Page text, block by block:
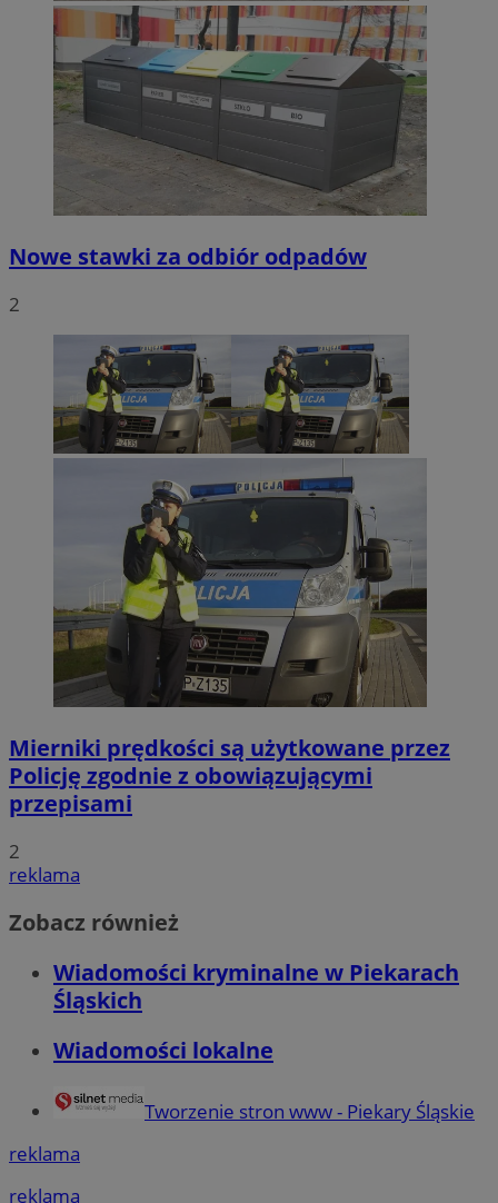
Nowe stawki za odbiór odpadów
2
Mierniki prędkości są użytkowane przez
Policję zgodnie z obowiązującymi
przepisami
2
reklama
Zobacz również
Wiadomości kryminalne w Piekarach
Śląskich
Wiadomości lokalne
Tworzenie stron www - Piekary Śląskie
reklama
reklama